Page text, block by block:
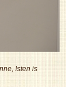
Isten is